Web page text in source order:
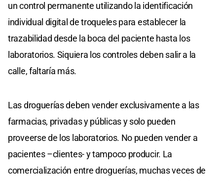
un control permanente utilizando la identificación
individual digital de troqueles para establecer la
trazabilidad desde la boca del paciente hasta los
laboratorios. Siquiera los controles deben salir a la
calle, faltaría más.
Las droguerías deben vender exclusivamente a las
farmacias, privadas y públicas y solo pueden
proveerse de los laboratorios. No pueden vender a
pacientes –clientes- y tampoco producir. La
comercialización entre droguerías, muchas veces de